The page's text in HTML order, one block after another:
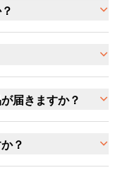
届きますか？
？